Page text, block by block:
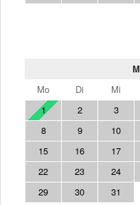
Mo
Di Mi
1
2 3
8
9 10
15
16 17
22
23 24
29
30 31